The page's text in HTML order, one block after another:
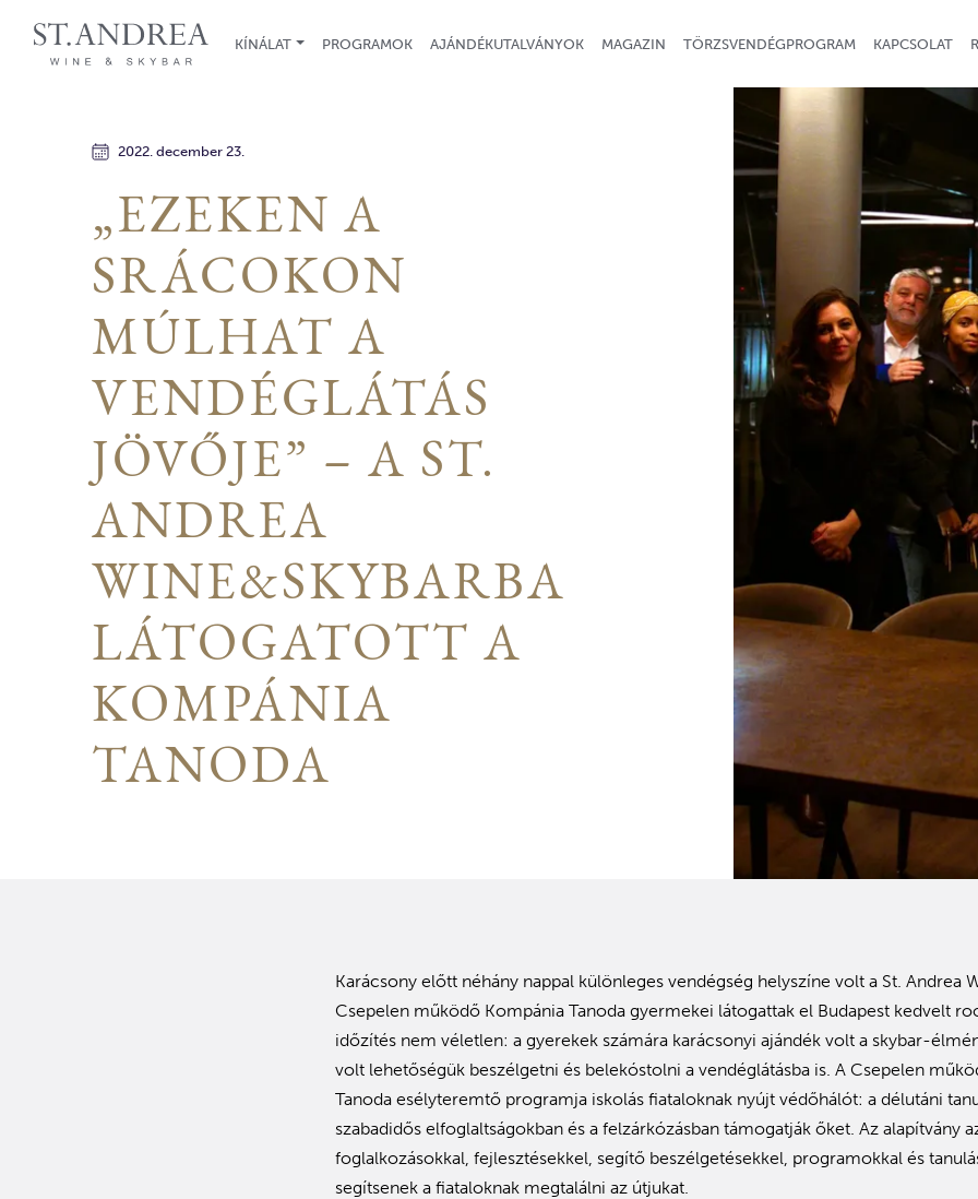
KÍNÁLAT PROGRAMOK AJÁNDÉKUTALVÁNYOK MAGAZIN TÖRZSVENDÉGPROGRAM KAPCSOLAT
2022. december 23.
„EZEKEN A
SRÁCOKON
MÚLHAT A
VENDÉGLÁTÁS
JÖVŐJE” – A ST.
ANDREA
WINE&SKYBARBA
LÁTOGATOTT A
KOMPÁNIA
TANODA
Karácsony előtt néhány nappal különleges vendégség helyszíne volt a St. Andrea
Csepelen működő Kompánia Tanoda gyermekei látogattak el Budapest kedvelt
időzítés nem véletlen: a gyerekek számára karácsonyi ajándék volt a skybar-
volt lehetőségük beszélgetni és belekóstolni a vendéglátásba is. A Csepelen
Tanoda esélyteremtő programja iskolás fiataloknak nyújt védőhálót: a délutáni
szabadidős elfoglaltságokban és a felzárkózásban támogatják őket. Az alapítvány
foglalkozásokkal, fejlesztésekkel, segítő beszélgetésekkel, programokkal és
segítsenek a fiataloknak megtalálni az útjukat.